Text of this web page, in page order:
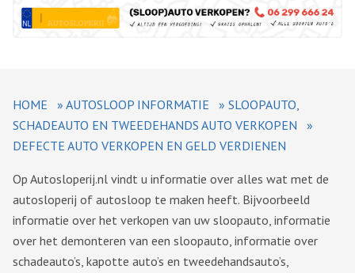
HOME » AUTOSLOOP INFORMATIE » SLOOPAUTO,
SCHADEAUTO EN TWEEDEHANDS AUTO VERKOPEN
»
DEFECTE AUTO VERKOPEN EN GELD VERDIENEN
Op Autosloperij.nl vindt u informatie over alles wat met de
autosloperij of autosloop te maken heeft. Bijvoorbeeld
informatie over het verkopen van uw sloopauto, informatie
over het demonteren van een sloopauto, informatie over
schadeauto’s, kapotte auto’s en tweedehandsauto’s,